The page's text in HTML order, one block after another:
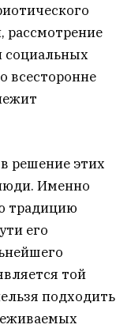
рассмотрение
социальных
всесторонне
решение этих
Именно
традицию
его
той
подходить